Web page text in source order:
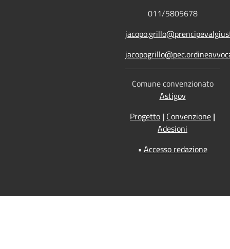
011/5805678
Comune convenzionato
Astigov
Progetto | Convenzione |
Adesioni
• Accesso redazione